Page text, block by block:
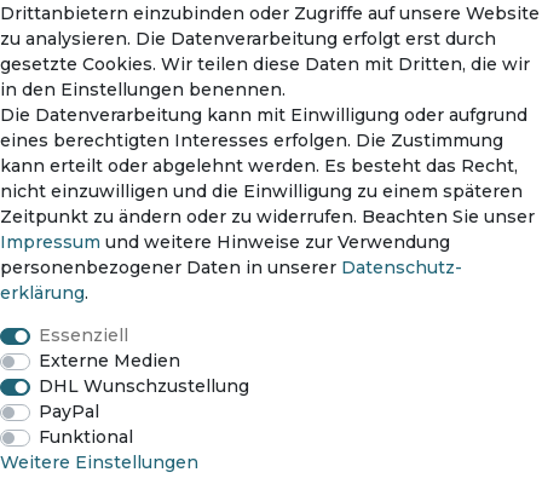
Zahlungsmethoden
Impressum
Drittanbietern einzubinden oder Zugriffe auf unsere Website
zu analysieren. Die Datenverarbeitung erfolgt erst durch
gesetzte Cookies. Wir teilen diese Daten mit Dritten, die wir
in den Einstellungen benennen.
Die Datenverarbeitung kann mit Einwilligung oder aufgrund
eines berechtigten Interesses erfolgen. Die Zustimmung
kann erteilt oder abgelehnt werden. Es besteht das Recht,
nicht einzuwilligen und die Einwilligung zu einem späteren
Zeitpunkt zu ändern oder zu widerrufen. Beachten Sie unser
Impressum und weitere Hinweise zur Verwendung
personenbezogener Daten in unserer Daten­schutz­
erklärung.
Essenziell
Externe Medien
DHL Wunschzustellung
PayPal
Funktional
Weitere Einstellungen